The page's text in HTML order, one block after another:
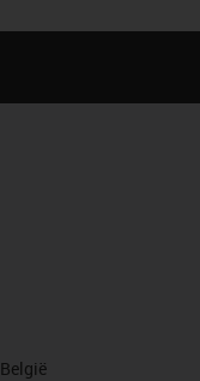
België